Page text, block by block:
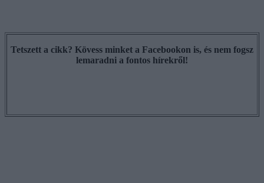
Tetszett a cikk? Kövess minket a Facebookon is, és nem fogsz
lemaradni a fontos hírekről!